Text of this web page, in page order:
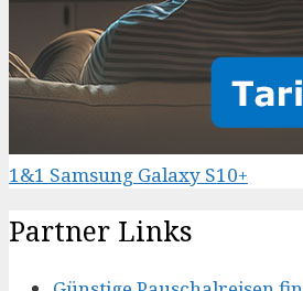
1&1 Samsung Galaxy S10+
Partner Links